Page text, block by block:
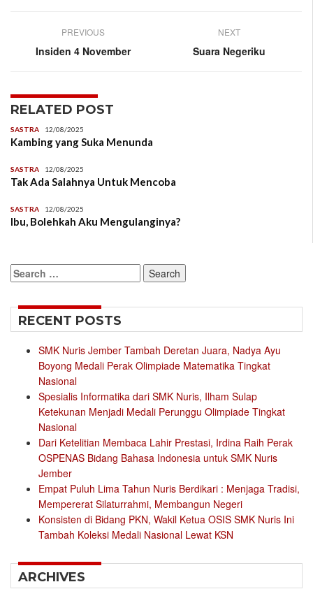
PREVIOUS
Insiden 4 November
NEXT
Suara Negeriku
RELATED POST
SASTRA 12/08/2025
Kambing yang Suka Menunda
SASTRA 12/08/2025
Tak Ada Salahnya Untuk Mencoba
SASTRA 12/08/2025
Ibu, Bolehkah Aku Mengulanginya?
Search
for:
RECENT POSTS
SMK Nuris Jember Tambah Deretan Juara, Nadya Ayu
Boyong Medali Perak Olimpiade Matematika Tingkat
Nasional
Spesialis Informatika dari SMK Nuris, Ilham Sulap
Ketekunan Menjadi Medali Perunggu Olimpiade Tingkat
Nasional
Dari Ketelitian Membaca Lahir Prestasi, Irdina Raih Perak
OSPENAS Bidang Bahasa Indonesia untuk SMK Nuris
Jember
Empat Puluh Lima Tahun Nuris Berdikari : Menjaga Tradisi,
Mempererat Silaturrahmi, Membangun Negeri
Konsisten di Bidang PKN, Wakil Ketua OSIS SMK Nuris Ini
Tambah Koleksi Medali Nasional Lewat KSN
ARCHIVES